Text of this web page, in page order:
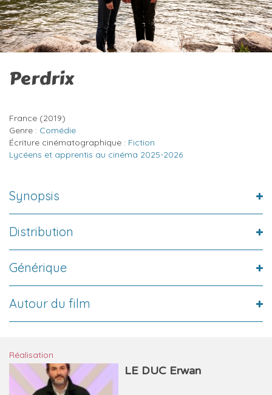
Perdrix
France (2019)
Genre : Comédie
Écriture cinématographique : Fiction
Lycéens et apprentis au cinéma 2025-2026
Synopsis
Distribution
Générique
Autour du film
Réalisation
LE DUC Erwan